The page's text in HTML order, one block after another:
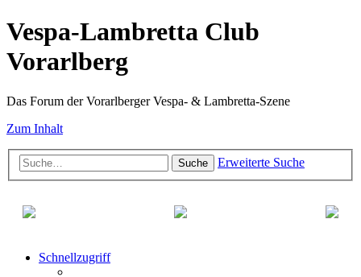
Vespa-Lambretta Club
Vorarlberg
Das Forum der Vorarlberger Vespa- & Lambretta-Szene
Zum Inhalt
Suche Erweiterte Suche
Schnellzugriff